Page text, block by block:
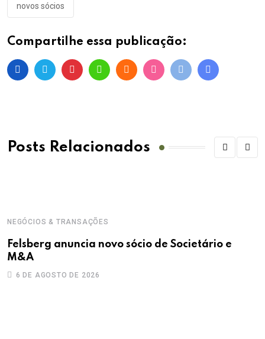
novos sócios
Compartilhe essa publicação:
Posts Relacionados
NEGÓCIOS & TRANSAÇÕES
Felsberg anuncia novo sócio de Societário e
M&A
6 DE AGOSTO DE 2026